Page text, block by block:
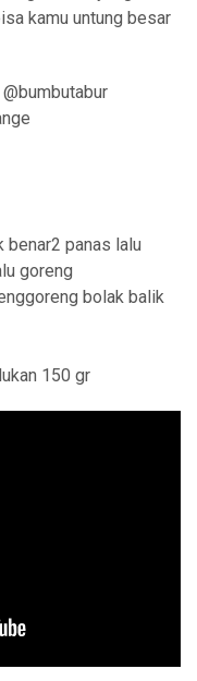
kamu untung besar
benar2 panas lalu
goreng
bolak balik
150 gr